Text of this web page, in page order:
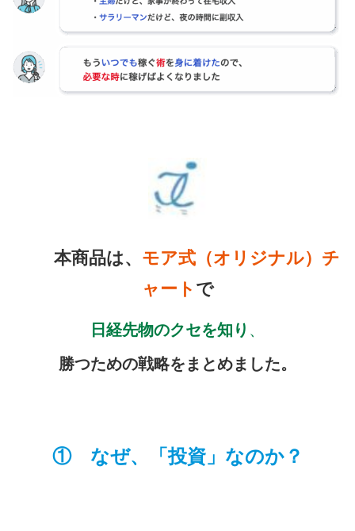
本商品は、 モア式（オリジナル）チ
ャート で
日経先物のクセを知り 、
勝つための戦略をまとめました。
① なぜ、「投資」なのか？